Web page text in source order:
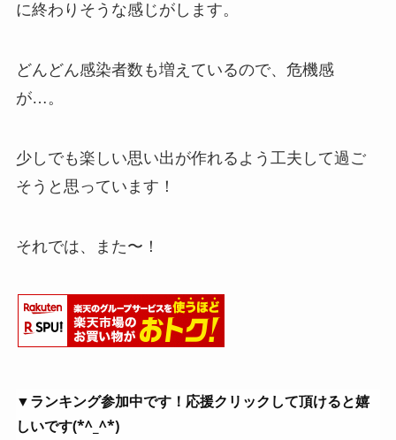
に終わりそうな感じがします。
どんどん感染者数も増えているので、危機感
が…。
少しでも楽しい思い出が作れるよう工夫して過ご
そうと思っています！
それでは、また〜！
▼ランキング参加中です！応援クリックして頂けると嬉
しいです(*^_^*)